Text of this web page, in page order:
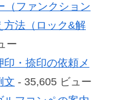
（ファンクション
方法（ロック&解
ー
印・捺印の依頼メ
文 - 35,605 ビュー